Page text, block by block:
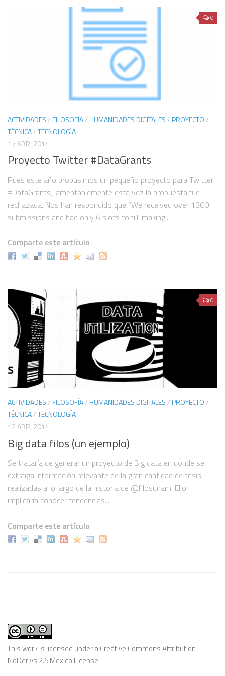
La incapacidad de las narrativas filosóficas que responden a la
Discusión sobre “Deleuze and the Diagram” con el
I Coloquio “El pensamiento sobre la técnica en México”
Invención. Gilbert Simondon 2
¿Cómo hacer un proyecto de humanidades digitales usando datos
Museo de la mujer 2021
Divulgación
0
ACTIVIDADES/FILOSOFÍA/HUMANIDADES DIGITALES/PROYECTO/
TÉCNICA/TECNOLOGÍA
17 ABR, 2014
Proyecto Twitter #DataGrants
Pues este año propusimos un pequeño proyecto para Twitter
#DataGrants, lamentablemente esta vez la propuesta fue
rechazada. Nos han respondido que “We received over 1300
submissions and had only 6 slots to fill, making...
Comparte este artículo
0
ACTIVIDADES/FILOSOFÍA/HUMANIDADES DIGITALES/PROYECTO/
TÉCNICA/TECNOLOGÍA
12 ABR, 2014
Big data filos (un ejemplo)
Se trataría de generar un proyecto de Big data en donde se
extraiga información relevante de la gran cantidad de tesis
realizadas a lo largo de la historia de @filosunam. Ello
implicaría conocer tendencias...
Comparte este artículo
This work is licensed under aCreative Commons Attribution-
NoDerivs 2.5 Mexico License.